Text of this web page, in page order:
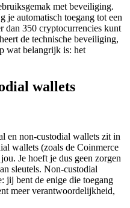
met beveiliging.
je automatisch toegang tot een
dan 350 cryptocurrencies kunt
de technische beveiliging,
wat belangrijk is: het
wallets
en non-custodial wallets zit in
wallets (zoals de Coinmerce
Je hoeft je dus geen zorgen
sleutels. Non-custodial
jij bent de enige die toegang
meer verantwoordelijkheid,